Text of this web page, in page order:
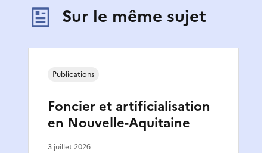
Sur le même sujet
Foncier et artificialisation
en Nouvelle-Aquitaine
Publications
3 juillet 2026